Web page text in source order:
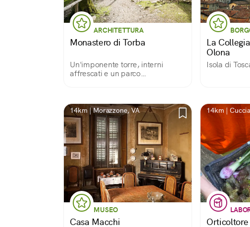
ARCHITETTURA
Monastero di Torba
Un'imponente torre, interni
affrescati e un parco
La
Olona
Isola di
14km | Morazzone, VA
MUSEO
Casa Macchi
14km |